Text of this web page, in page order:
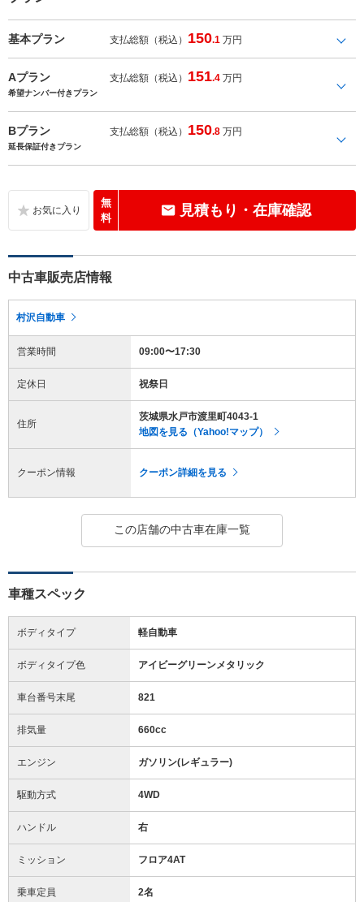
基本プラン 支払総額（税込） 150.1 万円
Aプラン 支払総額（税込） 151.4 万円
希望ナンバー付きプラン
Bプラン 支払総額（税込） 150.8 万円
延長保証付きプラン
無
料
見積もり・在庫確認
中古車販売店情報
村沢自動車
営業時間 09:00〜17:30
定休日 祝祭日
住所
茨城県水戸市渡里町4043-1
地図を見る（Yahoo!マップ）
クーポン情報 クーポン詳細を見る
この店舗の中古車在庫一覧
車種スペック
ボディタイプ 軽自動車
ボディタイプ色 アイビーグリーンメタリック
車台番号末尾 821
排気量 660cc
エンジン ガソリン(レギュラー)
駆動方式 4WD
ハンドル 右
ミッション フロア4AT
乗車定員 2名